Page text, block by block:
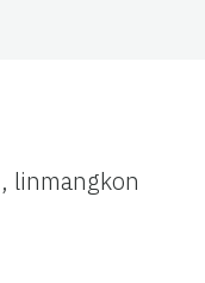
linmangkon